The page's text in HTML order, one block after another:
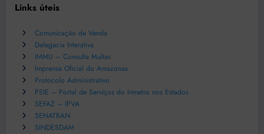
Links úteis
Comunicação de Venda
Delegacia Interativa
IMMU – Consulta Multas
Imprensa Oficial do Amazonas
Protocolo Administrativo
PSIE – Portal de Serviços do Inmetro nos Estados
SEFAZ – IPVA
SENATRAN
SINDESDAM